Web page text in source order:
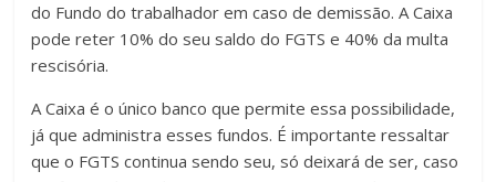
do Fundo do trabalhador em caso de demissão. A Caixa
pode reter 10% do seu saldo do FGTS e 40% da multa
rescisória.
A Caixa é o único banco que permite essa possibilidade,
já que administra esses fundos. É importante ressaltar
que o FGTS continua sendo seu, só deixará de ser, caso